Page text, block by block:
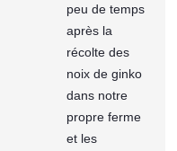
peu de temps
après la
récolte des
noix de ginko
dans notre
propre ferme
et les